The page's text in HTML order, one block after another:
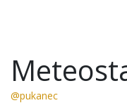
@pukanec